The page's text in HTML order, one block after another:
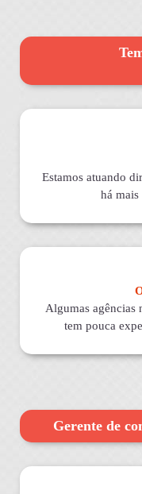
Estamos atuando
há mais
Algumas agências
tem pouca
Gerente de